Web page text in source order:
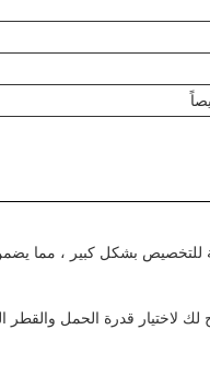
بشكل كبير ، مما يضمن
لاختيار قدرة الحمل